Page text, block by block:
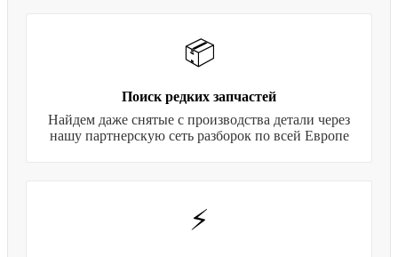
📦
Поиск редких запчастей
Найдем даже снятые с производства детали через
нашу партнерскую сеть разборок по всей Европе
⚡